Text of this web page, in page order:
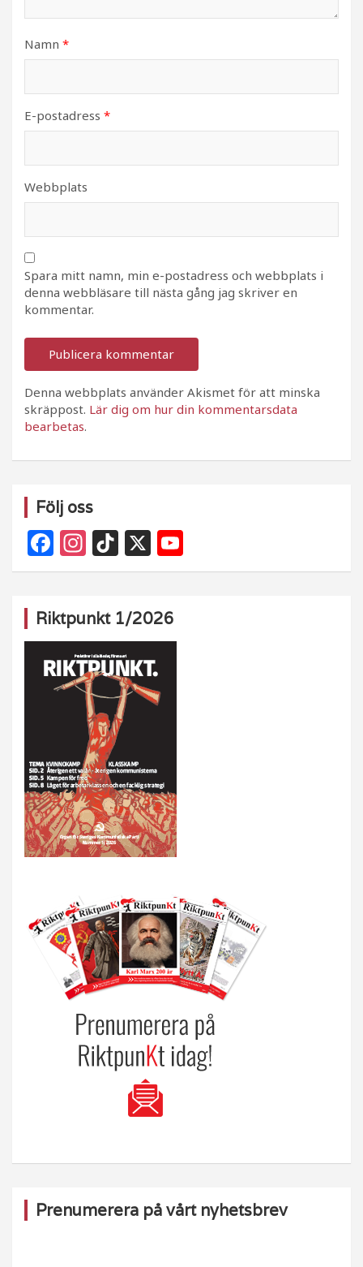
Namn *
E-postadress *
Webbplats
Spara mitt namn, min e-postadress och webbplats i
denna webbläsare till nästa gång jag skriver en
kommentar.
Denna webbplats använder Akismet för att minska
skräppost. Lär dig om hur din kommentarsdata
bearbetas.
Följ oss
F
a
e
b
o
o
In
st
g
ra
m
Ti
k
o
k
X
o
Riktpunkt 1/2026
Prenumerera på vårt nyhetsbrev